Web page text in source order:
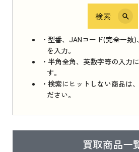
検索
・型番、JANコード(完全一致
を入力。
・半角全角、英数字等の入力
す。
・検索にヒットしない商品は
ださい。
買取商品一
iPhone 16e シリーズ 2025
iPhone 16e シリーズ 2025
ら
iPad 11インチ 2025年春モ
はこちら